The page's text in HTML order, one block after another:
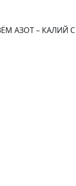
АЗОТ – КАЛИЙ С